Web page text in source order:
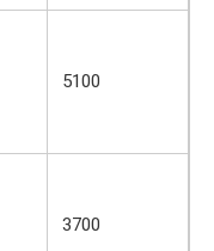
5100
3700